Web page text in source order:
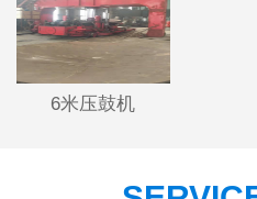
6米压鼓机